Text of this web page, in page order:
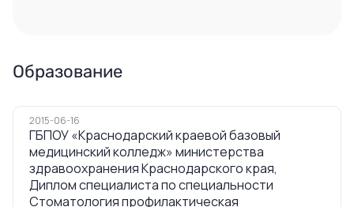
Образование
2015-06-16
ГБПОУ «Краснодарский краевой базовый
медицинский колледж» министерства
здравоохранения Краснодарского края,
Диплом специалиста по специальности
Стоматология профилактическая